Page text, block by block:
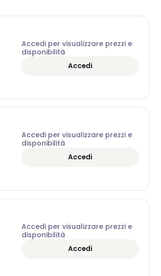
Accedi per visualizzare prezzi e
disponibilità
Accedi
Accedi per visualizzare prezzi e
disponibilità
Accedi
Accedi per visualizzare prezzi e
disponibilità
Accedi